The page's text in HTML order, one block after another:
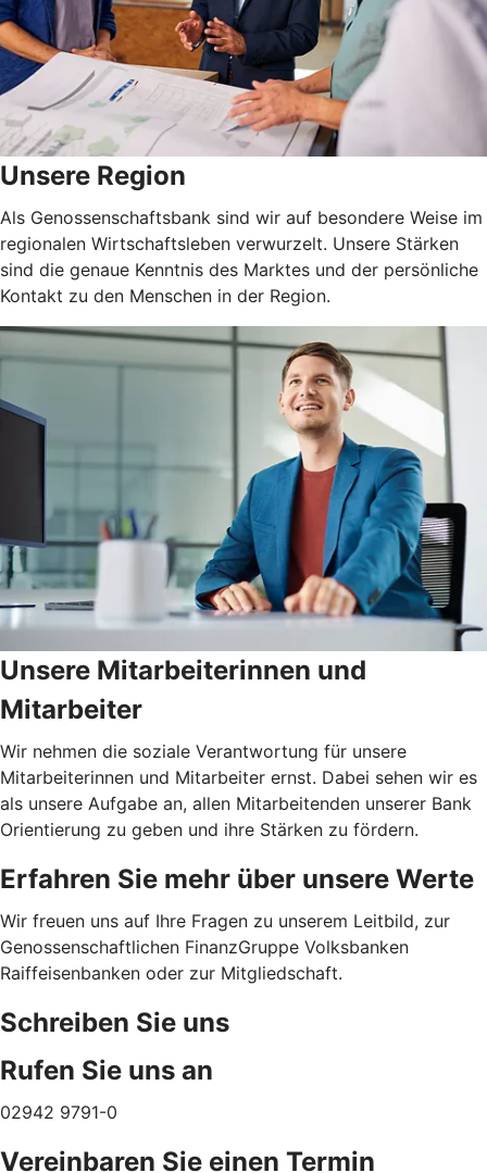
Unsere Region
Als Genossenschaftsbank sind wir auf besondere Weise im
regionalen Wirtschaftsleben verwurzelt. Unsere Stärken
sind die genaue Kenntnis des Marktes und der persönliche
Kontakt zu den Menschen in der Region.
Unsere Mitarbeiterinnen und
Mitarbeiter
Wir nehmen die soziale Verantwortung für unsere
Mitarbeiterinnen und Mitarbeiter ernst. Dabei sehen wir es
als unsere Aufgabe an, allen Mitarbeitenden unserer Bank
Orientierung zu geben und ihre Stärken zu fördern.
Erfahren Sie mehr über unsere Werte
Wir freuen uns auf Ihre Fragen zu unserem Leitbild, zur
Genossenschaftlichen FinanzGruppe Volksbanken
Raiffeisenbanken oder zur Mitgliedschaft.
Schreiben Sie uns
Rufen Sie uns an
02942 9791-0
Vereinbaren Sie einen Termin